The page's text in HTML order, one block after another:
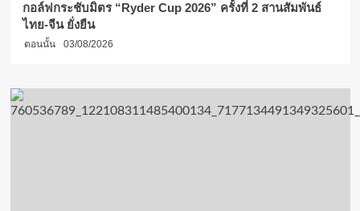
กอล์ฟกระชับมิตร “Ryder Cup 2026” ครั้งที่ 2 สานสัมพันธ์
ไทย-จีน ยั่งยืน
ตอนนั้น 03/08/2026